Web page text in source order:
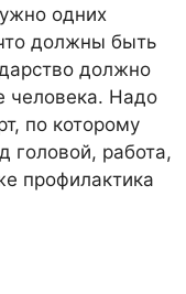
одних
должны быть
должно
человека. Надо
по которому
головой, работа,
профилактика